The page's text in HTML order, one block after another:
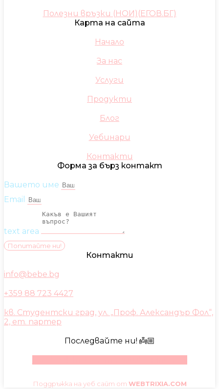
Полезни връзки (НОИ)(ЕГОВ.БГ)
Карта на сайта
Начало
За нас
Услуги
Продукти
Блог
Уебинари
Контакти
Форма за бърз контакт
Вашето име
Email
text area
Попитайте ни!
Контакти
info@bebe.bg
+359 88 723 4427
кв. Студентски град, ул. „Проф. Александър Фол“,
2, ет. партер
Последвайте ни! 👼🏼
Поддръжка на уеб сайт от WEBTRIXIA.COM